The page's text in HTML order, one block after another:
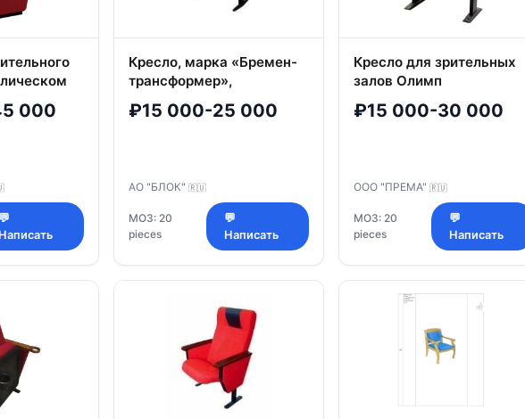
000
💬
Написать
Кресло, марка «Бремен-
трансформер»,
(Ш*Г*В), толщина
₽15 000-25 000
АО "БЛОК" 🇷🇺
МОЗ: 20
pieces
💬
Написать
Кресло для зрительных
залов Олимп
₽15 000-30 000
ООО "ПРЕМА" 🇷🇺
МОЗ: 20
pieces
💬
Написать